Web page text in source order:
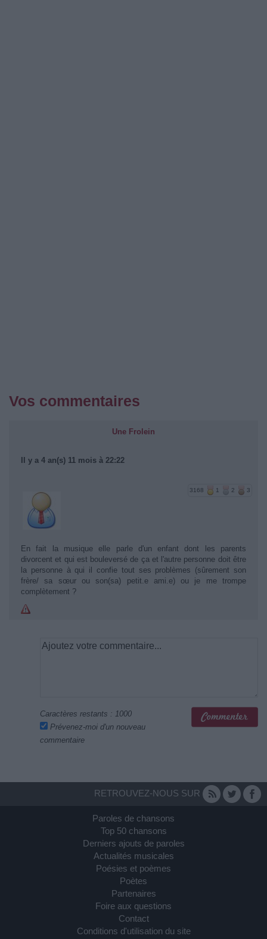
Vos commentaires
Une Frolein
Il y a 4 an(s) 11 mois à 22:22
3168 1 2 3
En fait la musique elle parle d'un enfant dont les parents
divorcent et qui est bouleversé de ça et l'autre personne doit être
la personne à qui il confie tout ses problèmes (sûrement son
frère/ sa sœur ou son(sa) petit.e ami.e) ou je me trompe
complètement ?
Caractères restants : 1000
Prévenez-moi d'un nouveau
commentaire
RETROUVEZ-NOUS SUR
Paroles de chansons
Top 50 chansons
Derniers ajouts de paroles
Actualités musicales
Poésies et poèmes
Poètes
Partenaires
Foire aux questions
Contact
Conditions d'utilisation du site